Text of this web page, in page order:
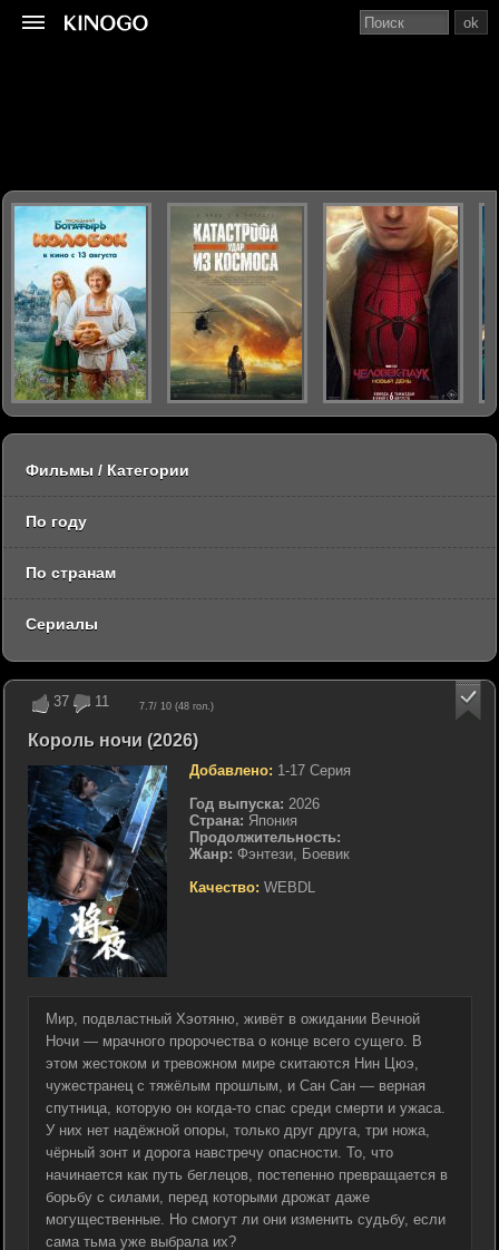
37 11 7.7/ 10 (48 гол.)
Король ночи (2026)
Добавлено: 1-17 Серия
Год выпуска: 2026
Страна: Япония
Продолжительность:
Жанр: Фэнтези, Боевик
Качество: WEBDL
Мир, подвластный Хэотяню, живёт в ожидании Вечной
Ночи — мрачного пророчества о конце всего сущего. В
этом жестоком и тревожном мире скитаются Нин Цюэ,
чужестранец с тяжёлым прошлым, и Сан Сан — верная
спутница, которую он когда-то спас среди смерти и ужаса.
У них нет надёжной опоры, только друг друга, три ножа,
чёрный зонт и дорога навстречу опасности. То, что
начинается как путь беглецов, постепенно превращается в
борьбу с силами, перед которыми дрожат даже
могущественные. Но смогут ли они изменить судьбу, если
сама тьма уже выбрала их?
ok
Фильмы / Категории
По году
По странам
Сериалы